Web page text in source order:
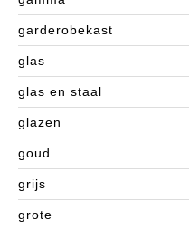
garderobekast
glas
glas en staal
glazen
goud
grijs
grote